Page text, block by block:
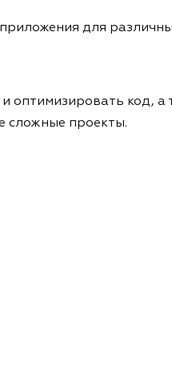
для
оптимизировать код, а
сложные проекты.